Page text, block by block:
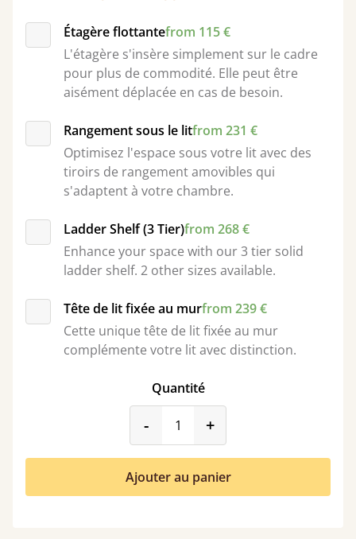
Étagère flottantefrom 115 €
L'étagère s'insère simplement sur le cadre
pour plus de commodité. Elle peut être
aisément déplacée en cas de besoin.
Rangement sous le litfrom 231 €
Optimisez l'espace sous votre lit avec des
tiroirs de rangement amovibles qui
s'adaptent à votre chambre.
Ladder Shelf (3 Tier)from 268 €
Enhance your space with our 3 tier solid
ladder shelf. 2 other sizes available.
Tête de lit fixée au murfrom 239 €
Cette unique tête de lit fixée au mur
complémente votre lit avec distinction.
Quantité
-product_form.decrease
+
Ajouter au panier